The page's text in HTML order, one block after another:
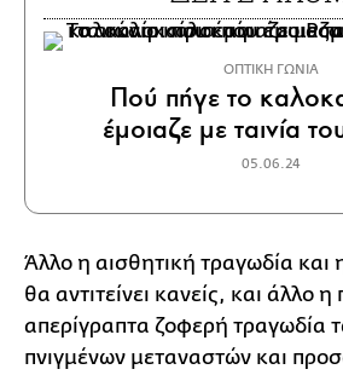
ΟΠΤΙΚΗ ΓΩΝΙΑ
Πού πήγε το
έμοιαζε με ταινία
05.06.24
Άλλο η αισθητική τραγωδία και
θα αντιτείνει κανείς, και άλλο
απερίγραπτα ζοφερή τραγωδία
πνιγμένων μεταναστών και